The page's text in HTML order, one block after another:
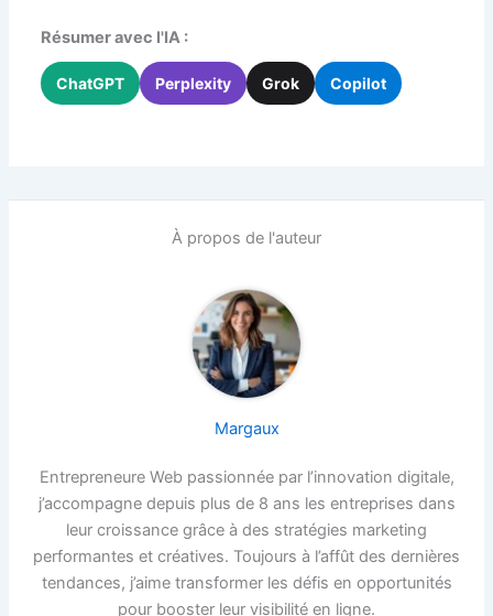
Résumer avec l'IA :
ChatGPT Perplexity Grok Copilot
À propos de l'auteur
Margaux
Entrepreneure Web passionnée par l’innovation digitale,
j’accompagne depuis plus de 8 ans les entreprises dans
leur croissance grâce à des stratégies marketing
performantes et créatives. Toujours à l’affût des dernières
tendances, j’aime transformer les défis en opportunités
pour booster leur visibilité en ligne.